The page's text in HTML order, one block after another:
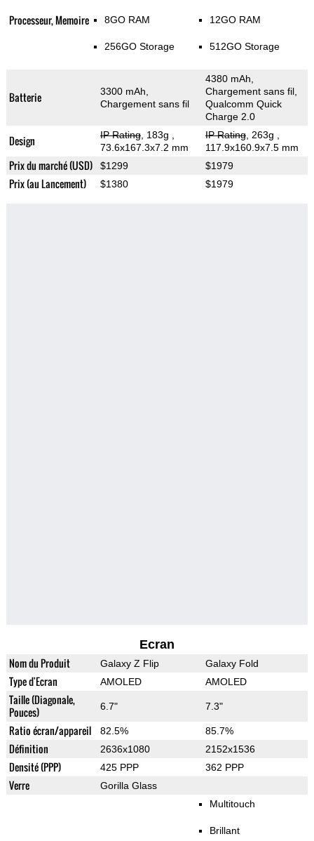
Processeur, Memoire 8GO RAM
256GO Storage
12GO RAM
512GO Storage
Batterie
3300 mAh,
Chargement sans fil
4380 mAh,
Chargement sans fil,
Qualcomm Quick
Charge 2.0
Design IP Rating, 183g
73.6x167.3x7.2 mm
IP Rating, 263g
117.9x160.9x7.5 mm
Prix du marché (USD) $1299 $1979
Prix (au Lancement) $1380 $1979
Ecran
Nom du Produit Galaxy Z Flip Galaxy Fold
Type d'Ecran AMOLED AMOLED
Taille (Diagonale,
Pouces)
6.7" 7.3"
Ratio écran/appareil 82.5% 85.7%
Définition 2636x1080 2152x1536
Densité (PPP) 425 PPP 362 PPP
Verre
Gorilla Glass
Multitouch
Brillant